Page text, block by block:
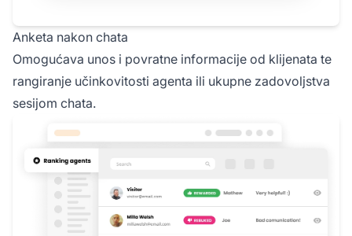
Anketa nakon chata
Omogućava unos i povratne informacije od klijenata te
rangiranje učinkovitosti agenta ili ukupne zadovoljstva
sesijom chata.